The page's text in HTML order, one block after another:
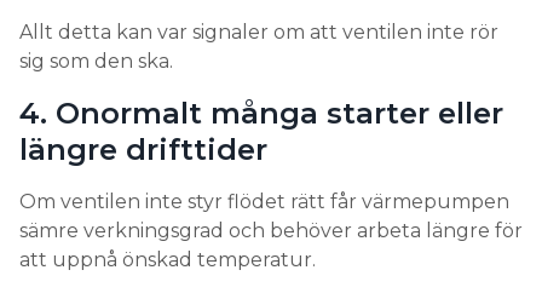
Allt detta kan var signaler om att ventilen inte rör
sig som den ska.
4. Onormalt många starter eller
längre drifttider
Om ventilen inte styr flödet rätt får värmepumpen
sämre verkningsgrad och behöver arbeta längre för
att uppnå önskad temperatur.